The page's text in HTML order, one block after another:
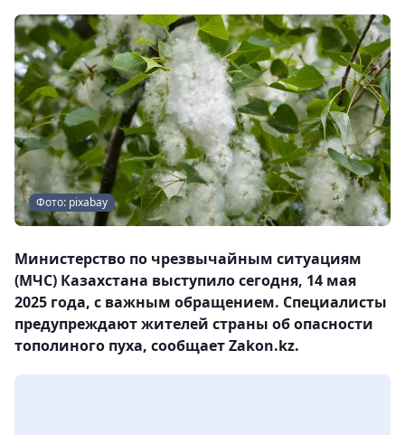
Фото: pixabay
Министерство по чрезвычайным ситуациям
(МЧС) Казахстана выступило сегодня, 14 мая
2025 года, с важным обращением. Специалисты
предупреждают жителей страны об опасности
тополиного пуха, сообщает Zakon.kz.